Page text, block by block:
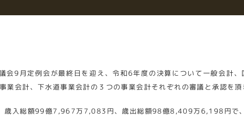
会9月定例会が最終日を迎え、令和6年度の決算について一般会計
業会計、下水道事業会計の３つの事業会計それぞれの審議と承認を頂
歳入総額99億7,967万7,083円、歳出総額98億8,409万6,198円で